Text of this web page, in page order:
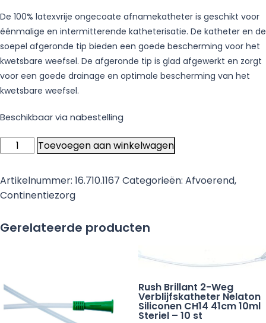
De 100% latexvrije ongecoate afnamekatheter is geschikt voor
éénmalige en intermitterende katheterisatie. De katheter en de
soepel afgeronde tip bieden een goede bescherming voor het
kwetsbare weefsel. De afgeronde tip is glad afgewerkt en zorgt
voor een goede drainage en optimale bescherming van het
kwetsbare weefsel.
Beschikbaar via nabestelling
Hekura
ongecoate
nelaton
afnamekatheter
40
ch
stuks
aantal
Toevoegen aan winkelwagen
Artikelnummer: 16.710.1167 Categorieën: Afvoerend,
Continentiezorg
Gerelateerde producten
Rush Brillant 2-Weg
Verblijfskatheter Nelaton
Siliconen CH14 41cm 10ml
Steriel – 10 st